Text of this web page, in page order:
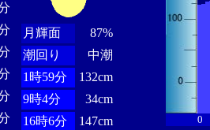
月輝面
87%
潮回り
中潮
1時59分
132cm
9時4分
34cm
16時6分
147cm
0